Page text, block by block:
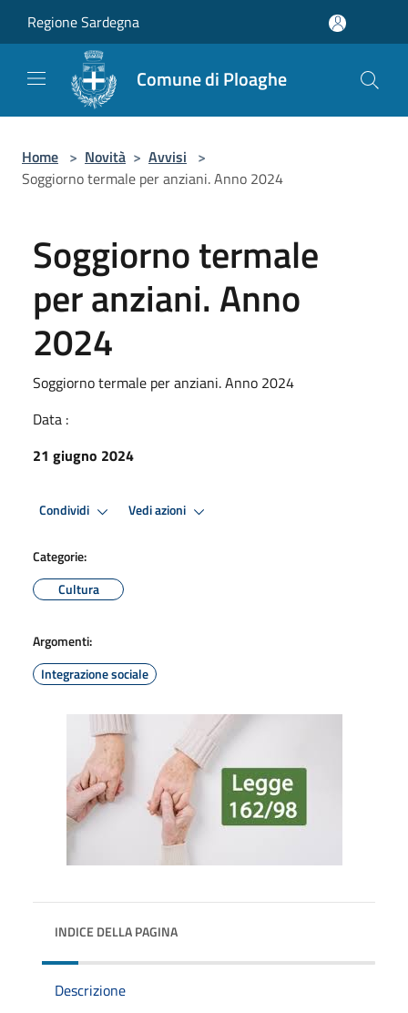
Regione Sardegna
Comune di Ploaghe
Home > Novità > Avvisi >
Soggiorno termale per anziani. Anno 2024
Soggiorno termale
per anziani. Anno
2024
Soggiorno termale per anziani. Anno 2024
Data :
21 giugno 2024
Condividi Vedi azioni
Categorie:
Cultura
Argomenti:
Integrazione sociale
INDICE DELLA PAGINA
Descrizione